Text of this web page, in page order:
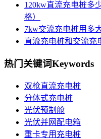
120kw直流充电桩多
格）
7kw交流充电桩用多
直流充电桩和交流充
热门关键词Keywords
双枪直流充电桩
分体式充电桩
光伏预制舱
光伏并网配电箱
重卡专用充电桩